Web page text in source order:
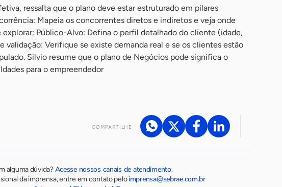
ressalta que o plano deve estar estruturado em pilares
Mapeia os concorrentes diretos e indiretos e veja onde
explorar; Público-Alvo: Defina o perfil detalhado do cliente (idade,
validação: Verifique se existe demanda real e se os clientes estão
Silvio resume que o plano de Negócios pode significa o
para o empreendedor
COMPARTILHE
alguma dúvida?Acesse nossos canais de atendimento.
da imprensa, entre em contato peloimprensa@sebrae.com.br